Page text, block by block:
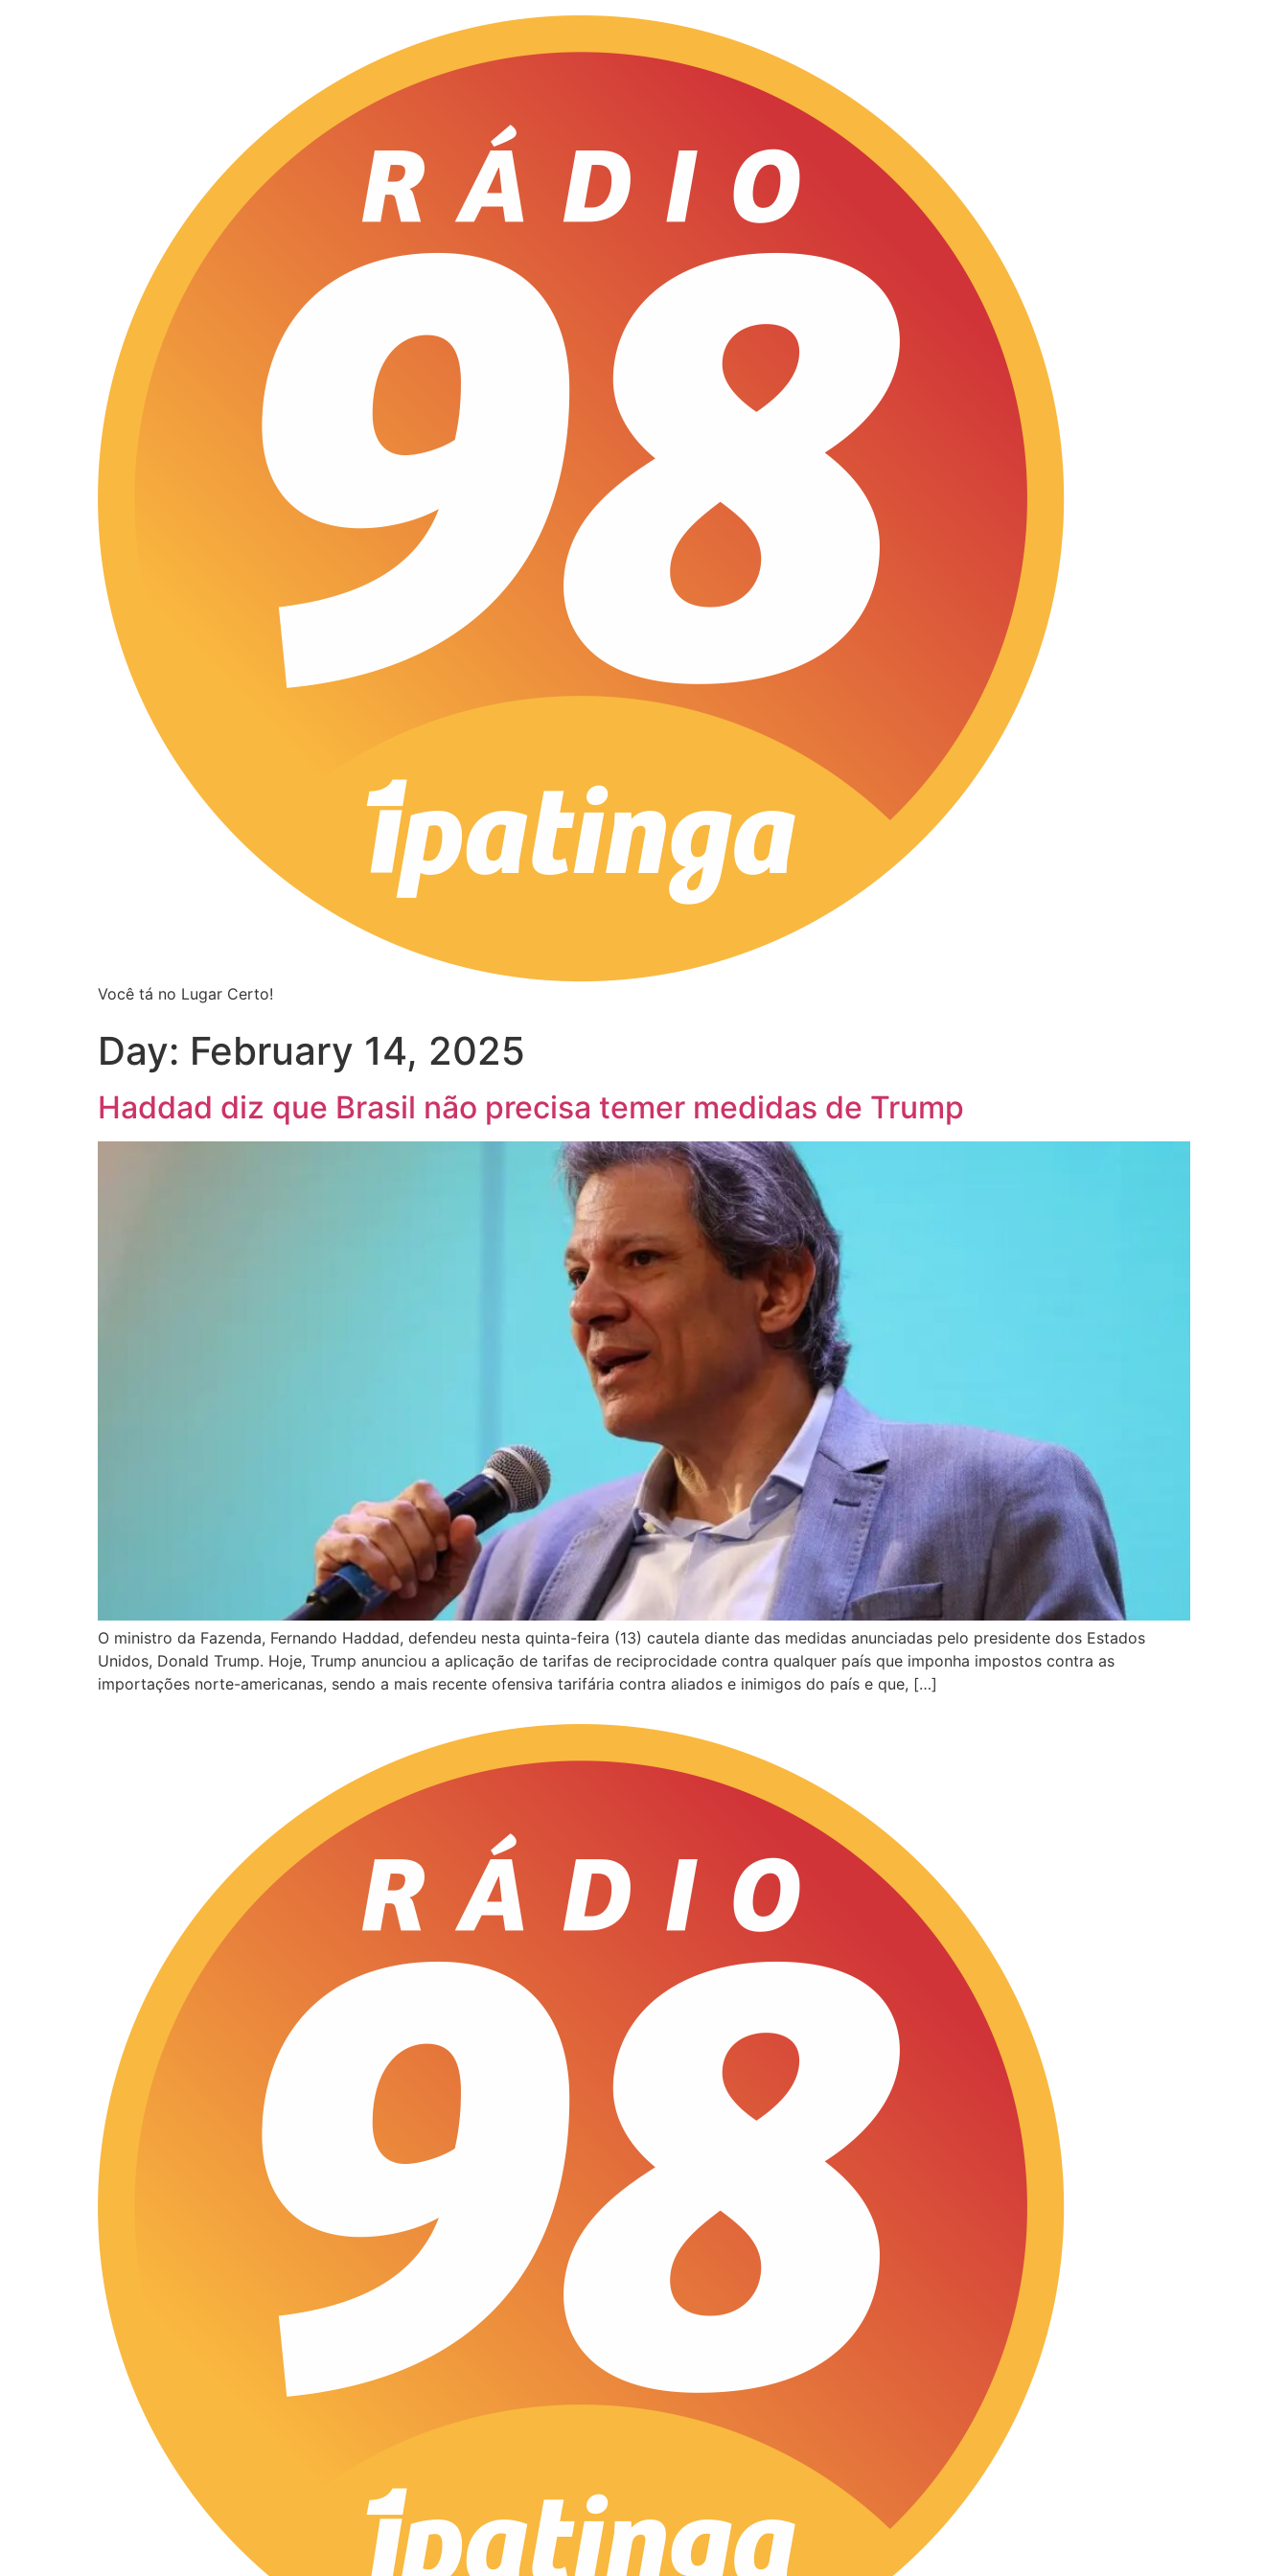
Você tá no Lugar Certo!
Day: February 14, 2025
Haddad diz que Brasil não precisa temer medidas de Trump
O ministro da Fazenda, Fernando Haddad, defendeu nesta quinta-feira (13) cautela diante das medidas anunciadas pelo presidente dos Estados
Unidos, Donald Trump. Hoje, Trump anunciou a aplicação de tarifas de reciprocidade contra qualquer país que imponha impostos contra as
importações norte-americanas, sendo a mais recente ofensiva tarifária contra aliados e inimigos do país e que, […]